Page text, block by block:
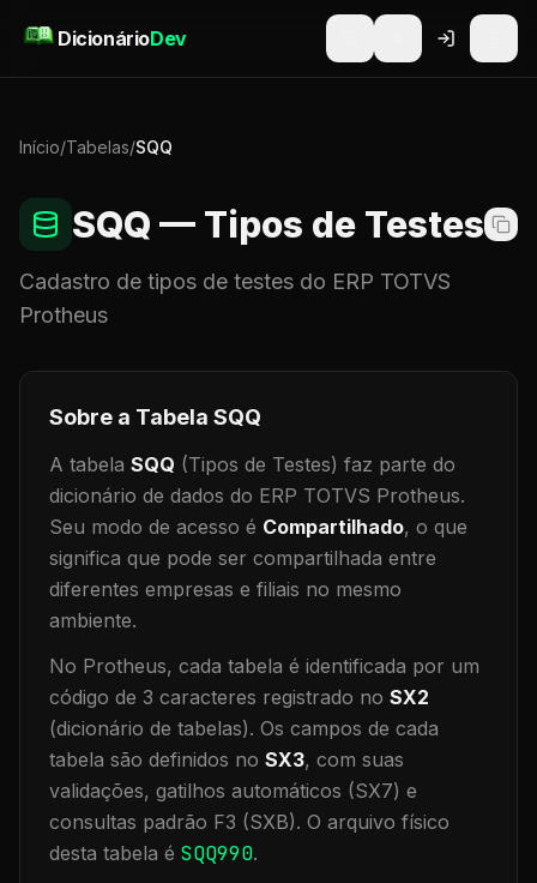
DicionárioDev
Início/Tabelas/SQQ
SQQ — Tipos de Testes
Cadastro de tipos de testes do ERP TOTVS
Protheus
Sobre a Tabela SQQ
A tabela SQQ (Tipos de Testes) faz parte do
dicionário de dados do ERP TOTVS Protheus.
Seu modo de acesso é Compartilhado, o que
significa que pode ser compartilhada entre
diferentes empresas e filiais no mesmo
ambiente.
No Protheus, cada tabela é identificada por um
código de 3 caracteres registrado no SX2
(dicionário de tabelas). Os campos de cada
tabela são definidos no SX3, com suas
validações, gatilhos automáticos (SX7) e
consultas padrão F3 (SXB). O arquivo físico
desta tabela é SQQ990.